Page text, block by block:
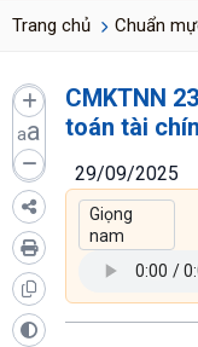
Trang chủ Chuẩn
aa
CMKTNN
toán tài
29/09/2025